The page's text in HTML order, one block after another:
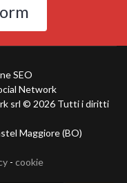
SEO
Network
srl © 2026 Tutti i diritti
Maggiore (BO)
- cookie